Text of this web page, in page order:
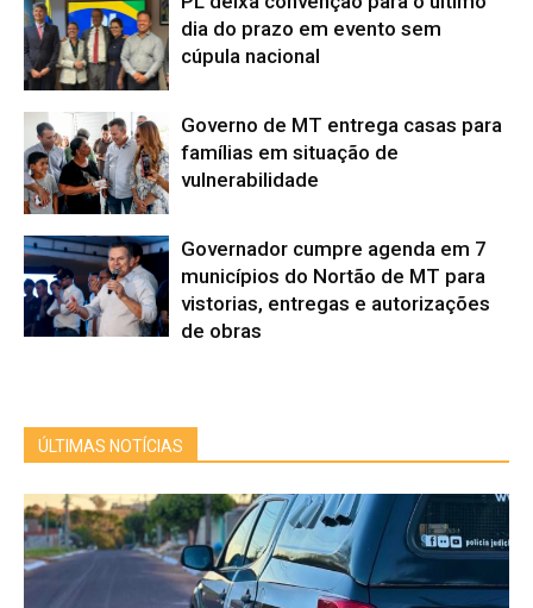
dia do prazo em evento sem
cúpula nacional
Governo de MT entrega casas para
famílias em situação de
vulnerabilidade
Governador cumpre agenda em 7
municípios do Nortão de MT para
vistorias, entregas e autorizações
de obras
ÚLTIMAS NOTÍCIAS